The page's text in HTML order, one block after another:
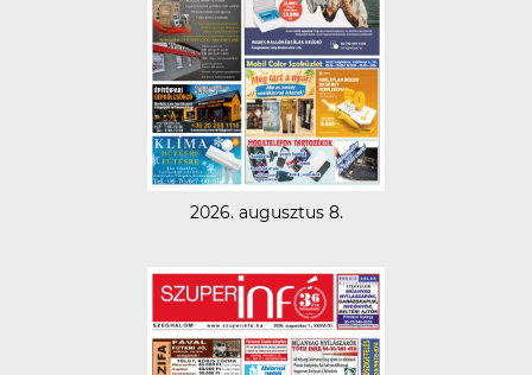
2026. augusztus 8.